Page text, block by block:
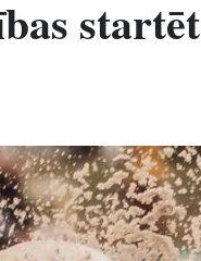
startēt